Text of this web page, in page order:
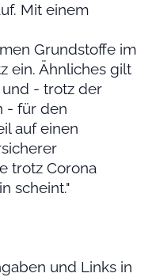
Mit einem
Grundstoffe im
ein. Ähnliches gilt
- trotz der
- für den
auf einen
trotz Corona
scheint."
und Links in